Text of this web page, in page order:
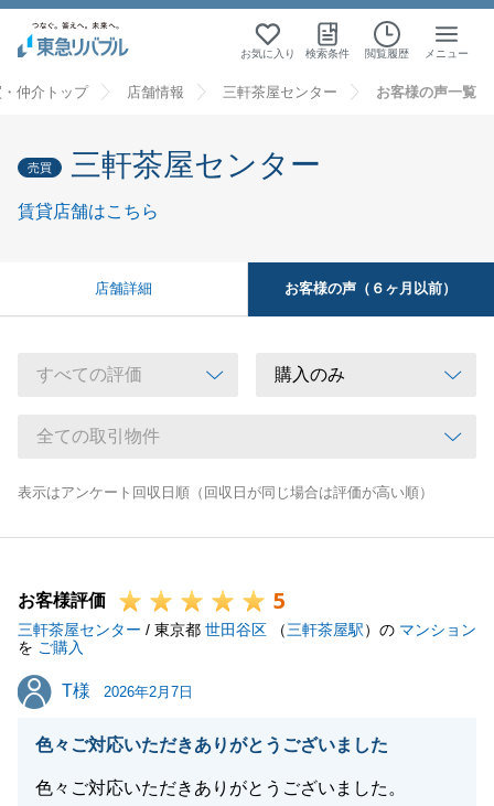
お気に入り 検索条件 閲覧履歴 メニュー
仲介トップ 店舗情報 三軒茶屋センター お客様の声一覧
売買 三軒茶屋センター
賃貸店舗はこちら
店舗詳細 お客様の声（６ヶ月以前）
表示はアンケート回収日順（回収日が同じ場合は評価が高い順）
お客様評価 5
三軒茶屋センター / 東京都 世田谷区 （三軒茶屋駅）の マンション
を ご購入
T様
T様 2026年2月7日
色々ご対応いただきありがとうございました
色々ご対応いただきありがとうございました。